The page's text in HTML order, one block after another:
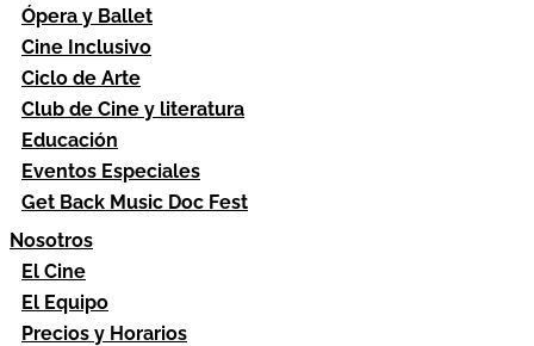
Ópera y Ballet
Cine Inclusivo
Ciclo de Arte
Club de Cine y literatura
Educación
Eventos Especiales
Get Back Music Doc Fest
Nosotros
El Cine
El Equipo
Precios y Horarios